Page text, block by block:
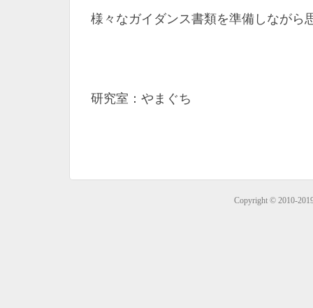
様々なガイダンス書類を準備しながら
研究室：やまぐち
Copyright © 2010-